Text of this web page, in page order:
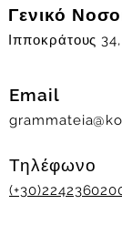
Γενικό
Ιπποκράτους
Email
Τηλέφωνο